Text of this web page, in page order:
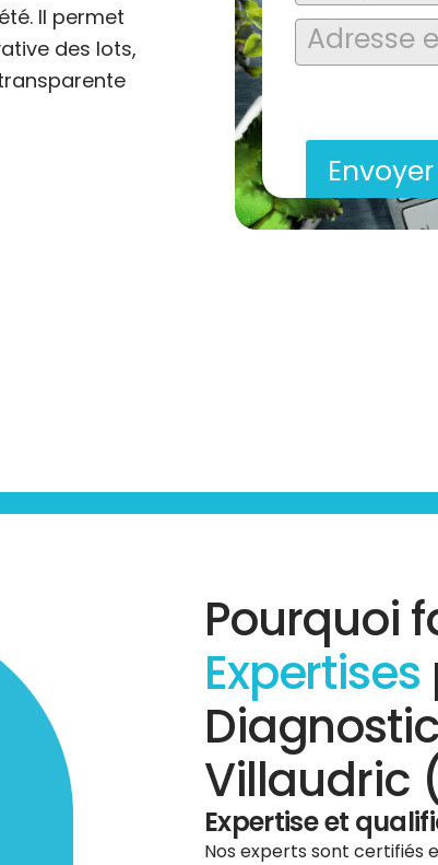
Il permet
des lots,
Pourquoi
Expertises
Villaudric
Expertise et
Nos experts sont certifiés